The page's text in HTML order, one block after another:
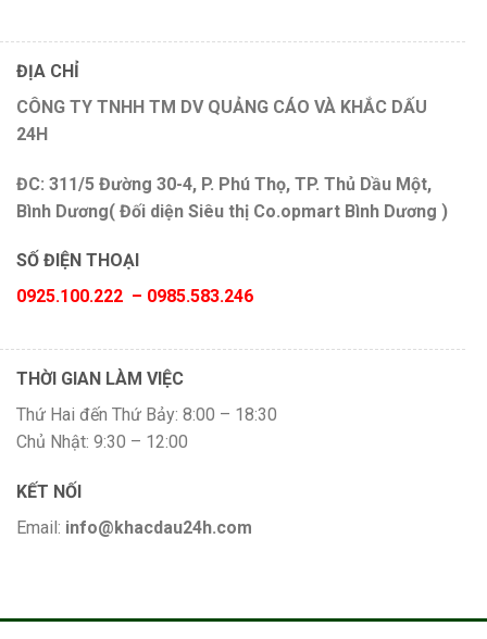
ĐỊA CHỈ
CÔNG TY TNHH TM DV QUẢNG CÁO VÀ KHẮC DẤU
24H
ĐC: 311/5 Đường 30-4, P. Phú Thọ, TP. Thủ Dầu Một,
Bình Dương( Đối diện Siêu thị Co.opmart Bình Dương )
SỐ ĐIỆN THOẠI
0925.100.222 – 0985.583.246
THỜI GIAN LÀM VIỆC
Thứ Hai đến Thứ Bảy: 8:00 – 18:30
Chủ Nhật: 9:30 – 12:00
KẾT NỐI
Email: info@khacdau24h.com